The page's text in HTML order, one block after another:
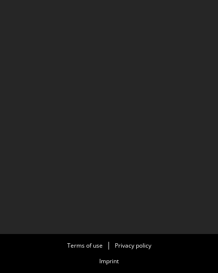
Terms of use
Privacy policy
Imprint